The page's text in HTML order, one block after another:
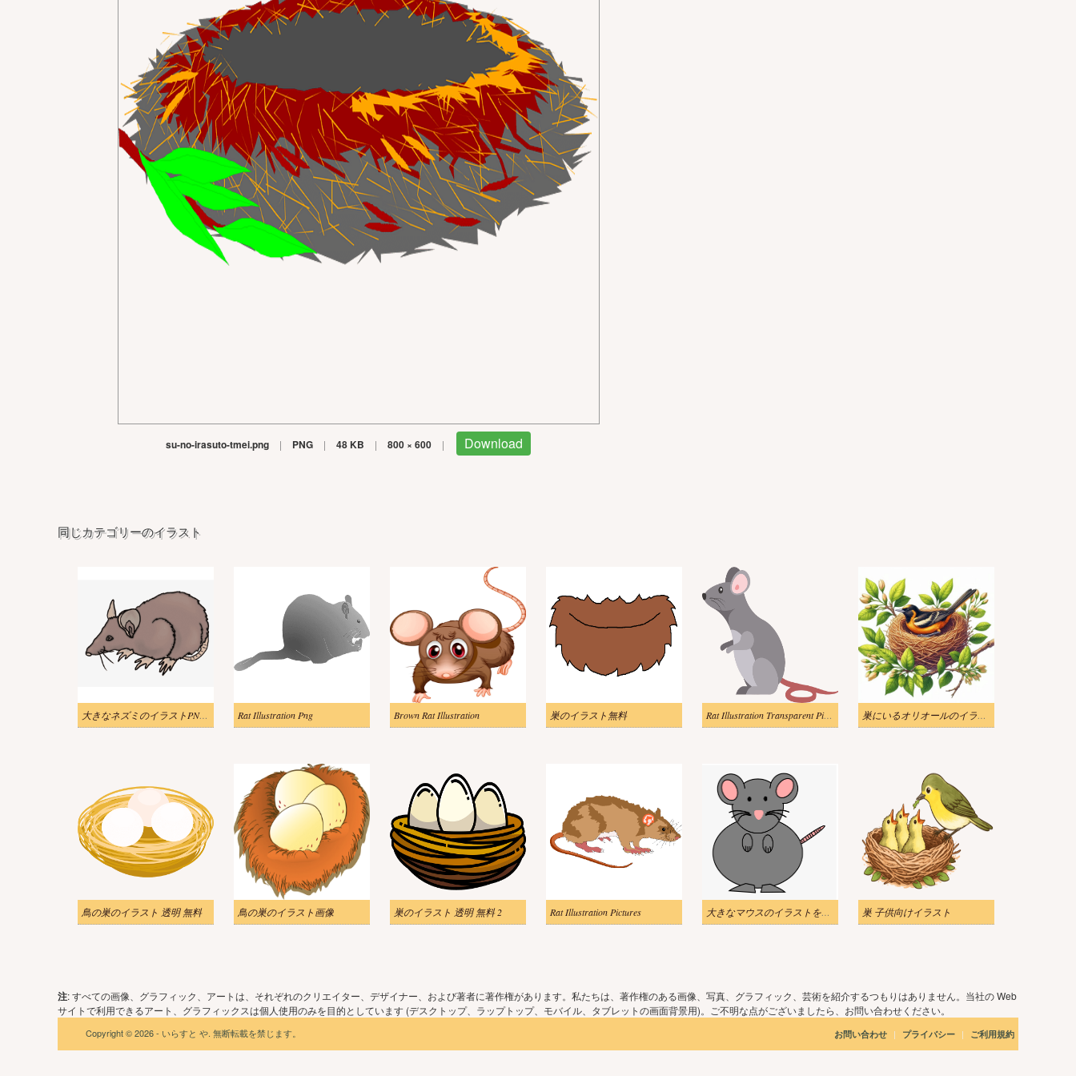
su-no-irasuto-tmei.png | PNG | 48 KB | 800 × 600 | Download
同じカテゴリーのイラスト
大きなネズミのイラストPNG 画像 Rat Illustration Png Brown Rat Illustration 巣のイラスト無料 Rat Illustration Transparent Picture 巣にいるオリオールのイラスト画像
鳥の巣のイラスト 透明 無料 鳥の巣のイラスト画像 巣のイラスト 透明 無料 2 Rat Illustration Pictures 大きなマウスのイラストを無料でダウンロード 巣 子供向けイラスト
注: すべての画像、グラフィック、アートは、それぞれのクリエイター、デザイナー、および著者に著作権があります。私たちは、著作権のある画像、写真、グラフィック、芸術を紹介するつもりはありません。当社の Web
サイトで利用できるアート、グラフィックスは個人使用のみを目的としています (デスクトップ、ラップトップ、モバイル、タブレットの画面背景用)。ご不明な点がございましたら、お問い合わせください。
Copyright © 2026 - いらすと や. 無断転載を禁じます。 お問い合わせ | プライバシー | ご利用規約